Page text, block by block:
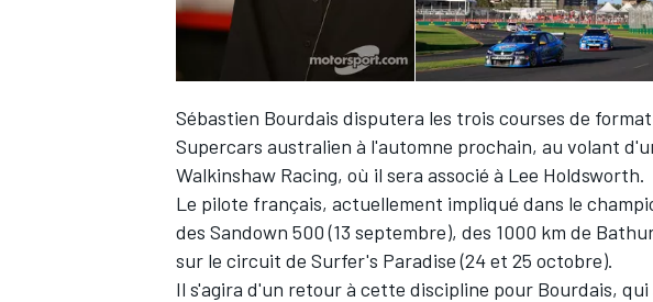
Sébastien Bourdais disputera les trois courses de
Supercars australien à l'automne prochain, au volant
Walkinshaw Racing, où il sera associé à Lee Holdsworth.
Le pilote français, actuellement impliqué dans le
des Sandown 500 (13 septembre), des 1000 km de
sur le circuit de Surfer's Paradise (24 et 25 octobre).
Il s'agira d'un retour à cette discipline pour Bourdais,